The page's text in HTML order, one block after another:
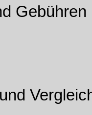
Gebühren